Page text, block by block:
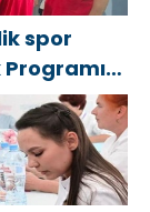
spor
Programı